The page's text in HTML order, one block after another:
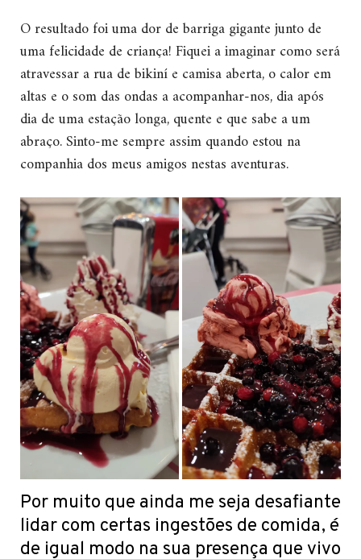
O resultado foi uma dor de barriga gigante junto de
uma felicidade de criança! Fiquei a imaginar como será
atravessar a rua de bikiní e camisa aberta, o calor em
altas e o som das ondas a acompanhar-nos, dia após
dia de uma estação longa, quente e que sabe a um
abraço. Sinto-me sempre assim quando estou na
companhia dos meus amigos nestas aventuras.
Por muito que ainda me seja desafiante
lidar com certas ingestões de comida, é
de igual modo na sua presença que vivo